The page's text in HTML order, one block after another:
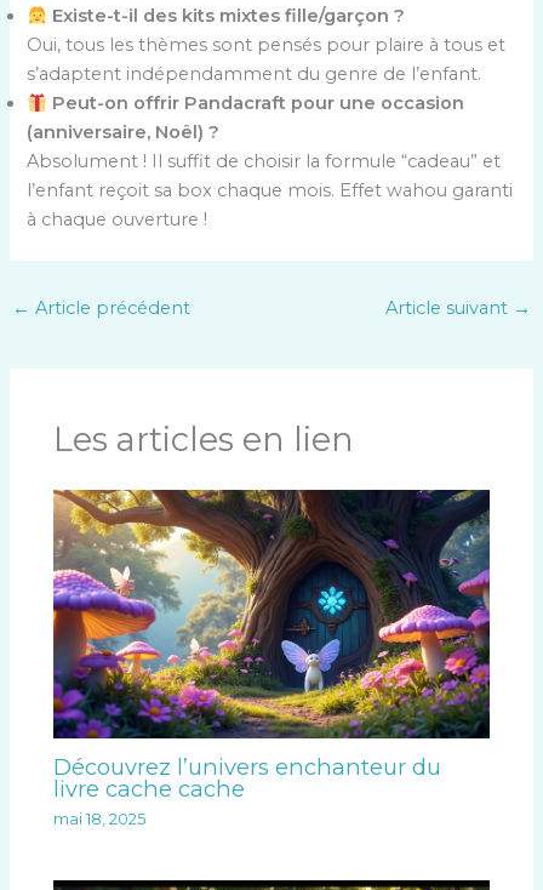
Existe-t-il des kits mixtes fille/garçon ?
Oui, tous les thèmes sont pensés pour plaire à tous et
s’adaptent indépendamment du genre de l’enfant.
Peut-on offrir Pandacraft pour une occasion
(anniversaire, Noël) ?
Absolument ! Il suffit de choisir la formule “cadeau” et
l’enfant reçoit sa box chaque mois. Effet wahou garanti
à chaque ouverture !
← Article précédent Article suivant →
Les articles en lien
Découvrez l’univers enchanteur du
livre cache cache
mai 18, 2025